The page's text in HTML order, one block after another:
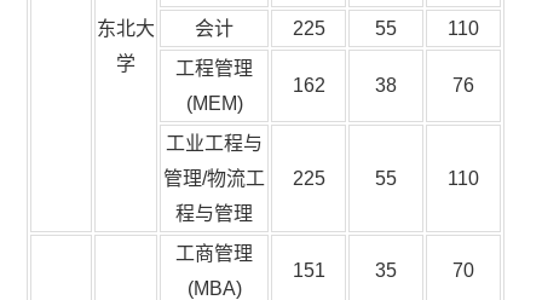
东北大
学
会计 225 55
110
工程管理
(MEM)
162 38 76
工业工程与
管理/物流工
程与管理
225 55 110
工商管理
(MBA)
151 35 70